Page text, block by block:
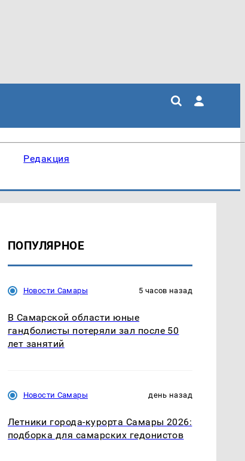
Редакция
ПОПУЛЯРНОЕ
Новости Самары 5 часов назад
В Самарской области юные
гандболисты потеряли зал после 50
лет занятий
Новости Самары день назад
Летники города-курорта Самары 2026:
подборка для самарских гедонистов